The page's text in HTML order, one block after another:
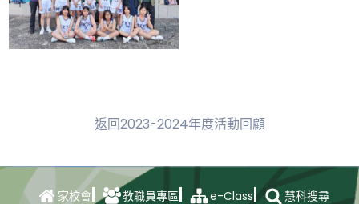
返回2023-2024年度活動回顧
家校會 教職員專區 e-Class 慧科搜尋